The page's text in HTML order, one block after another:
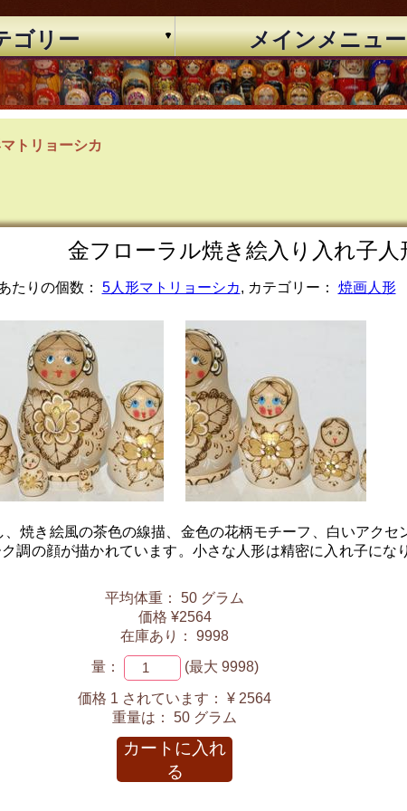
ゴリー メインメニュー
トリョーシカ
金フローラル焼き絵入り入れ子人
たりの個数： 5人形マトリョーシカ, カテゴリー： 焼画人形
焼き絵風の茶色の線描、金色の花柄モチーフ、白いアク
調の顔が描かれています。小さな人形は精密に入れ子にな
平均体重： 50 グラム
価格 ¥2564
在庫あり： 9998
量： (最大 9998)
価格 1 されています：
¥ 2564
重量は： 50 グラム
カートに入れ
る